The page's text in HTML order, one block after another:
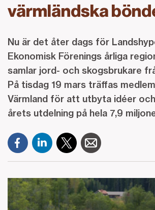
värmländska
Nu är det åter dags för
Ekonomisk Förenings årliga
samlar jord- och skogsbrukare
På tisdag 19 mars träffas
Värmland för att utbyta idéer
årets utdelning på hela 7,9